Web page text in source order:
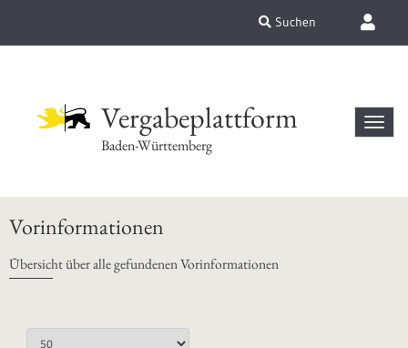
Suchen
Vergabeplattform
Baden-Württemberg
Vorinformationen
Übersicht über alle gefundenen Vorinformationen